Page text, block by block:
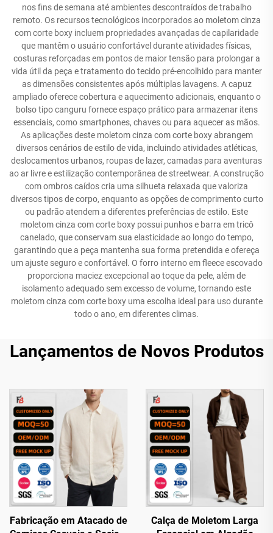
nos fins de semana até ambientes descontraídos de trabalho
remoto. Os recursos tecnológicos incorporados ao moletom cinza
com corte boxy incluem propriedades avançadas de capilaridade
que mantêm o usuário confortável durante atividades físicas,
costuras reforçadas em pontos de maior tensão para prolongar a
vida útil da peça e tratamento do tecido pré-encolhido para manter
as dimensões consistentes após múltiplas lavagens. A capuz
ampliado oferece cobertura e aquecimento adicionais, enquanto o
bolso tipo canguru fornece espaço prático para armazenar itens
essenciais, como smartphones, chaves ou para aquecer as mãos.
As aplicações deste moletom cinza com corte boxy abrangem
diversos cenários de estilo de vida, incluindo atividades atléticas,
deslocamentos urbanos, roupas de lazer, camadas para aventuras
ao ar livre e estilização contemporânea de streetwear. A construção
com ombros caídos cria uma silhueta relaxada que valoriza
diversos tipos de corpo, enquanto as opções de comprimento curto
ou padrão atendem a diferentes preferências de estilo. Este
moletom cinza com corte boxy possui punhos e barra em tricô
canelado, que conservam sua elasticidade ao longo do tempo,
garantindo que a peça mantenha sua forma pretendida e ofereça
um ajuste seguro e confortável. O forro interno em fleece escovado
proporciona maciez excepcional ao toque da pele, além de
isolamento adequado sem excesso de volume, tornando este
moletom cinza com corte boxy uma escolha ideal para uso durante
todo o ano, em diferentes climas.
Lançamentos de Novos Produtos
Fabricação em Atacado de
Calça de Moletom Larga